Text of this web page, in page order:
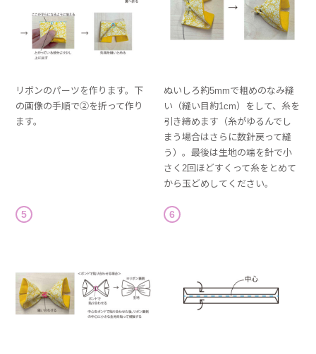
リボンのパーツを作ります。下
の画像の手順で②を折って作り
ます。
ぬいしろ約5mmで粗めのなみ縫
い（縫い目約1cm）をして、糸を
引き締めます（糸がゆるんでし
まう場合はさらに数針戻って縫
う）。最後は生地の端を針で小
さく2回ほどすくって糸をとめて
から玉どめしてください。
5 6